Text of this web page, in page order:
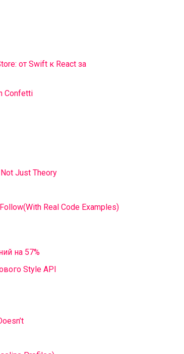
от Swift к React за
Confetti
Just Theory
Real Code Examples)
на 57%
Style API